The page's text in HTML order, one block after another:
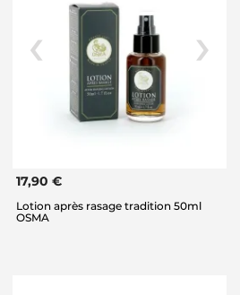
17,90 €
Lotion après rasage tradition 50ml
OSMA